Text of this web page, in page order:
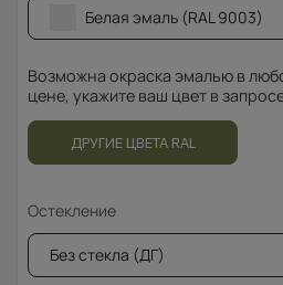
Белая эмаль (RAL 9003)
Возможна окраска эмалью в
цене, укажите ваш цвет в
ДРУГИЕ ЦВЕТА RAL
Остекление
Без стекла (ДГ)